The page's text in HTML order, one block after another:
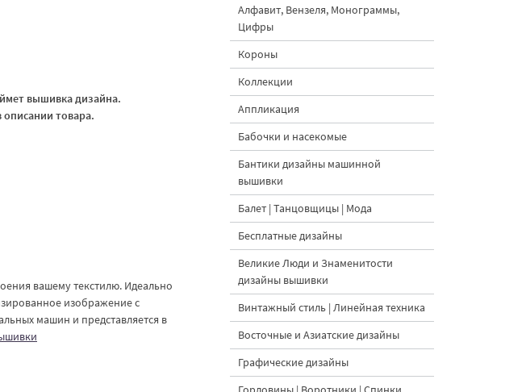
вышивка дизайна.
товара.
вашему текстилю. Идеально
изображение с
машин и представляется в
Алфавит, Вензеля, Монограммы,
Цифры
Короны
Коллекции
Аппликация
Бабочки и насекомые
Бантики дизайны машинной
вышивки
Балет | Танцовщицы | Мода
Бесплатные дизайны
Великие Люди и Знаменитости
дизайны вышивки
Винтажный стиль | Линейная техника
Восточные и Азиатские дизайны
Графические дизайны